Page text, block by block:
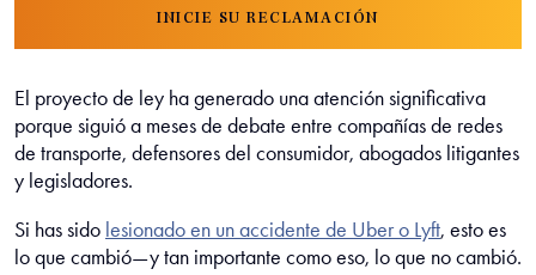
INICIE SU RECLAMACIÓN
El proyecto de ley ha generado una atención significativa
porque siguió a meses de debate entre compañías de redes
de transporte, defensores del consumidor, abogados litigantes
y legisladores.
Si has sido lesionado en un accidente de Uber o Lyft, esto es
lo que cambió—y tan importante como eso, lo que no cambió.